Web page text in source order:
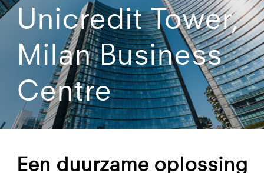
Unicredit Tower,
Milan Business
Centre
Een duurzame oplossing